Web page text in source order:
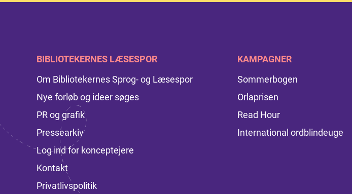
BIBLIOTEKERNES LÆSESPOR
Om Bibliotekernes Sprog- og Læsespor
Nye forløb og ideer søges
PR og grafik
Pressearkiv
Log ind for konceptejere
Kontakt
Privatlivspolitik
KAMPAGNER
Sommerbogen
Orlaprisen
Read Hour
International ordblindeuge